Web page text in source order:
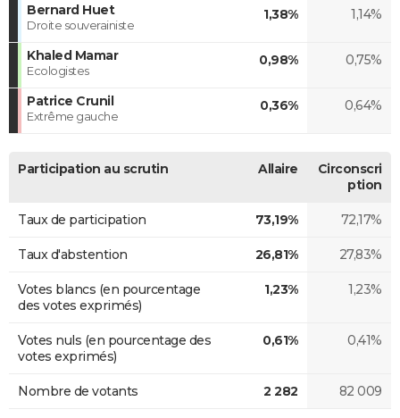
Bernard Huet
Droite souverainiste
1,38% 1,14%
Khaled Mamar
Ecologistes
0,98% 0,75%
Patrice Crunil
Extrême gauche
0,36% 0,64%
Participation au scrutin Allaire
Circonscri
ption
Taux de participation 73,19% 72,17%
Taux d'abstention 26,81% 27,83%
Votes blancs (en pourcentage
des votes exprimés)
1,23% 1,23%
Votes nuls (en pourcentage des
votes exprimés)
0,61% 0,41%
Nombre de votants 2 282 82 009